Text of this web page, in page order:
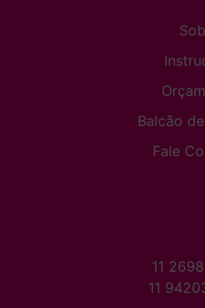
Balcão
Fale
11
11